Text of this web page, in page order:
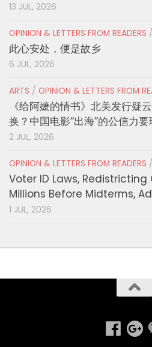
13 JUL, 2026
OPINION & LETTERS FROM READERS /
此心安处，便是故乡
6 JUL, 2026
ARTS / OPINION & LETTERS FROM
《给阿嬷的情书》北美发行疑
换？中国电影“出海”的公信力
2 JUL, 2026
OPINION & LETTERS FROM READERS /
Voter ID Laws,
Millions Before Midterms,
1 JUL, 2026